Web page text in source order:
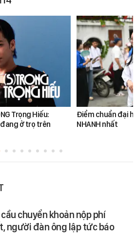
Trọng Hiếu:
ở trọ trên
Điểm chuẩn đại
NHANH nhất
chuyển khoản nộp phí
người đàn ông lập tức báo